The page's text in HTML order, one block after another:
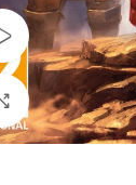
Pogledaj Video
Uvećaj sliku